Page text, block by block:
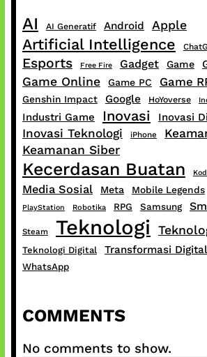
AI AI Generatif Android Apple
Artificial Intelligence
Esports Free Fire Gadget Game
Game Online Game PC Game
Genshin Impact Google HoYoverse
Industri Game Inovasi Inovasi
Inovasi Teknologi iPhone
Keamanan Siber
Kecerdasan Buatan
Media Sosial Meta Mobile Legends
PlayStation Robotika RPG Samsung
Steam Teknologi
Teknologi Digital Transformasi Digital
WhatsApp
COMMENTS
No comments to show.